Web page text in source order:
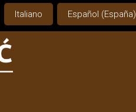
Italiano Español (España)